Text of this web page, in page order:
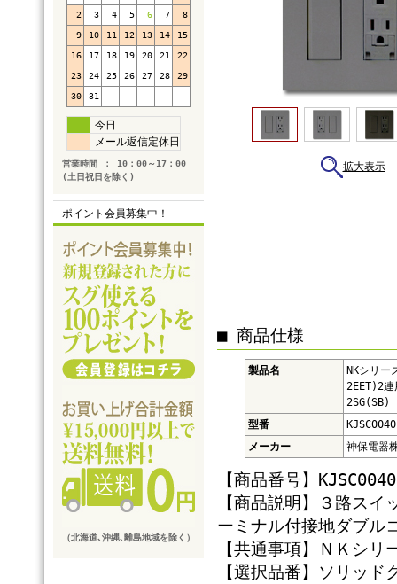
2 3 4 5 6 7 8
9 10 11 12 13 14 15
16 17 18 19 20 21 22
23 24 25 26 27 28 29
30 31
今日
メール返信定休日
営業時間 ： 10：00～17：00
(土日祝日を除く)
ポイント会員募集中！
（北海道､沖縄､離島地域を除く）
拡大表示
■ 商品仕様
製品名
NKシリ
2EET)2連
2SG(SB)
型番
KJSC0040
メーカー
神保電器
【商品番号】KJSC0040
【商品説明】３路ス
ーミナル付接地ダブル
【共通事項】ＮＫシ
【選択品番】ソリッ